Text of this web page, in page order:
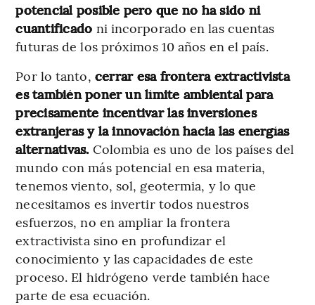
potencial posible pero que no ha sido ni
cuantificado ni incorporado en las cuentas
futuras de los próximos 10 años en el país.
Por lo tanto, cerrar esa frontera extractivista
es también poner un límite ambiental para
precisamente incentivar las inversiones
extranjeras y la innovación hacia las energías
alternativas. Colombia es uno de los países del
mundo con más potencial en esa materia,
tenemos viento, sol, geotermia, y lo que
necesitamos es invertir todos nuestros
esfuerzos, no en ampliar la frontera
extractivista sino en profundizar el
conocimiento y las capacidades de este
proceso. El hidrógeno verde también hace
parte de esa ecuación.